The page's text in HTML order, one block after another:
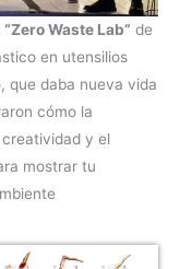
“Zero Waste Lab” de
en utensilios
que daba nueva vida
cómo la
y el
mostrar tu